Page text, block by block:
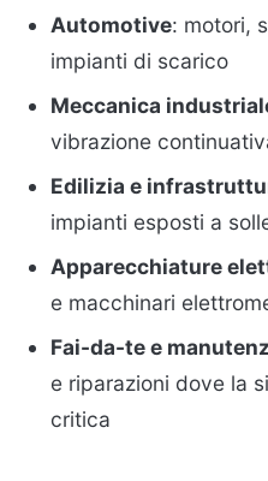
Automotive: motori,
impianti di scarico
Meccanica
vibrazione
Edilizia e
impianti esposti a
Apparecchiature
e macchinari
Fai-da-te e
e riparazioni dove la
critica